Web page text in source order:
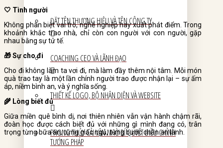
ĐẶT TÊN THƯƠNG HIỆU VÀ TÊN CÔNG TY
COACHING CEO VÀ LÃNH ĐẠO
THIẾT KẾ LOGO, BỘ NHẬN DIỆN VÀ WEBSITE
PHONG THỦY CẢI VẬN NHỜ BÍ QUYẾT ĐIỀU CHỈNH
TƯỚNG PHÁP
🤍 Tình người
Không phân biệt vai trò, nghề nghiệp hay xuất phát điểm. Trong
khoảnh khắc trao nhà, chỉ còn con người với con người, gặp
nhau bằng sự tử tế.
🎁 Sự cho đi
Cho đi không làm ta vơi đi, mà làm đầy thêm nội tâm. Mỗi món
quà trao tay là một lần chính người trao được nhận lại – sự ấm
áp, niềm bình an, và ý nghĩa sống.
🌾 Lòng biết đủ
Giữa miền quê bình dị, nơi thiên nhiên vẫn vận hành chậm rãi,
đoàn học được cách biết đủ với những gì mình đang có, trân
trọng từng bữa ăn, từng giấc ngủ, từng bước chân an lành.